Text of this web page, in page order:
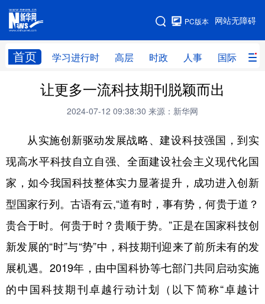
网站无障碍
PC版本
首页 学习进行时 高层 时政 人事 国际 财
网站地图
学习进行时 高层 时政 人事
财经 网评
台湾 思客智库 全球连线 教育
科技 科创 量子 体育
文化 书画 健康 军事
食品 人居 信息化 数字经济
学术中国 乡村振兴 银龄 溯源中国
让更多一流科技期刊脱颖而出
2024-07-12 09:38:30 来源：新华网
从实施创新驱动发展战略、建设科技强国，到实
现高水平科技自立自强、全面建设社会主义现代化国
家，如今我国科技整体实力显著提升，成功进入创新
型国家行列。古语有云,“道有时，事有势，何贵于道？
贵合于时。何贵于时？贵顺于势。”正是在国家科技创
新发展的“时”与“势”中，科技期刊迎来了前所未有的发
展机遇。2019年，由中国科协等七部门共同启动实施
的中国科技期刊卓越行动计划（以下简称“卓越计